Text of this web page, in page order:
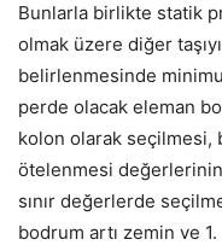
Bunlarla birlikte statik
olmak üzere diğer
belirlenmesinde
perde olacak eleman
kolon olarak seçilmesi,
ötelenmesi
sınır değerlerde
bodrum artı zemin ve